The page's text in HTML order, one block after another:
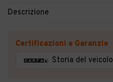
Descrizione
Certificazioni e Garanzie
Storia del veicolo